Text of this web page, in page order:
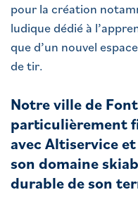
pour la création
ludique dédié à
que d’un nouvel
de tir.
Notre ville de
particulièrement
avec Altiservice
son domaine
durable de son